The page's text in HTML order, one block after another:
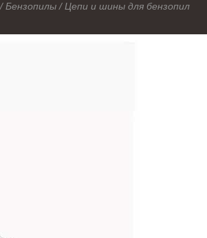
Бензопилы/Цепи и шины для бензопил